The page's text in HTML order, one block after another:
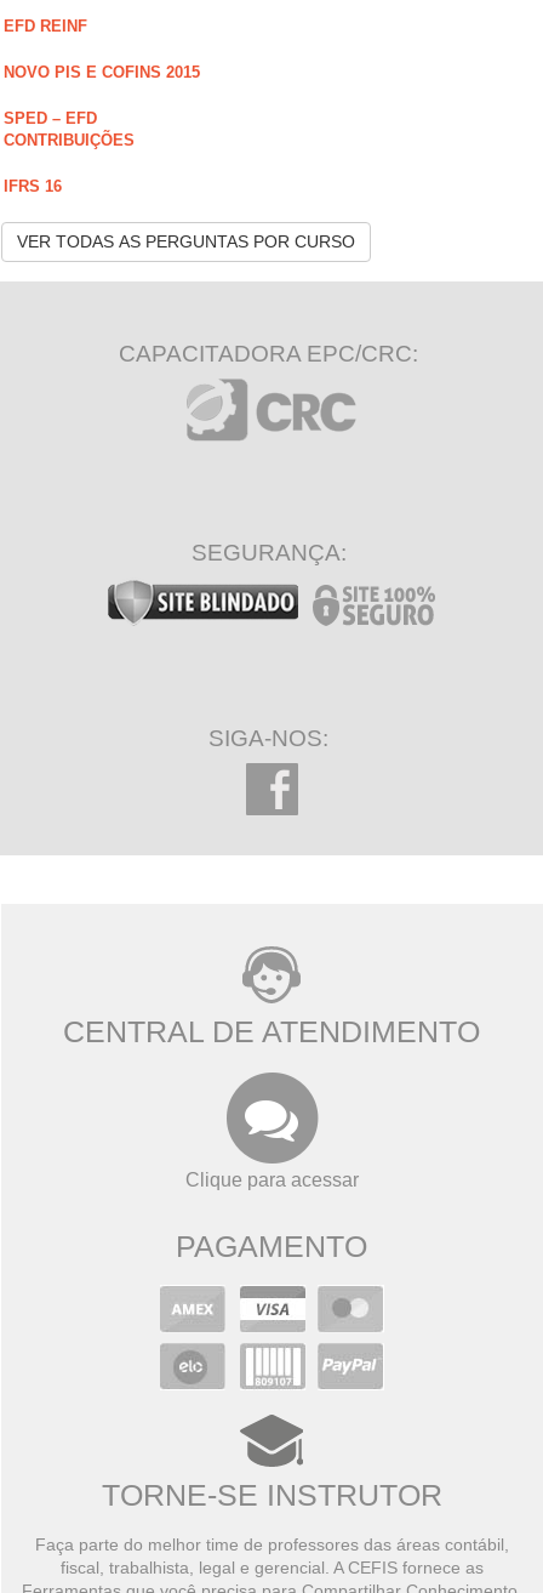
EFD REINF
NOVO PIS E COFINS 2015
SPED – EFD
CONTRIBUIÇÕES
IFRS 16
VER TODAS AS PERGUNTAS POR CURSO
CAPACITADORA EPC/CRC:
SEGURANÇA:
SIGA-NOS:
CENTRAL DE ATENDIMENTO
Clique para acessar
PAGAMENTO
TORNE-SE INSTRUTOR
Faça parte do melhor time de professores das áreas contábil,
fiscal, trabalhista, legal e gerencial. A CEFIS fornece as